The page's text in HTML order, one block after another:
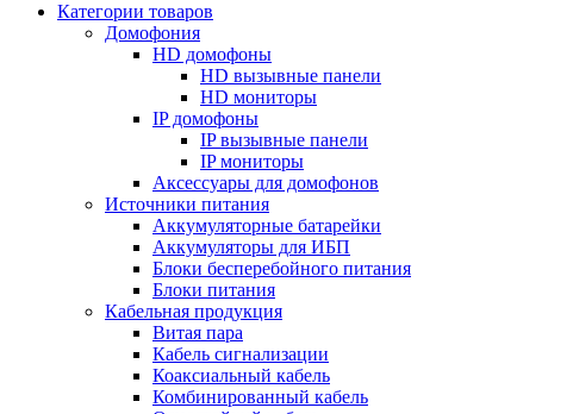
Категории товаров
Домофония
HD домофоны
HD вызывные панели
HD мониторы
IP домофоны
IP вызывные панели
IP мониторы
Аксессуары для домофонов
Источники питания
Аккумуляторные батарейки
Аккумуляторы для ИБП
Блоки бесперебойного питания
Блоки питания
Кабельная продукция
Витая пара
Кабель сигнализации
Коаксиальный кабель
Комбинированный кабель